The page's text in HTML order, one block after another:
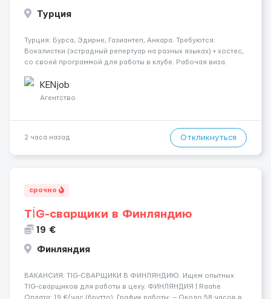
Турция
Турция: Бурса, Эдирне, Газиантеп, Анкара. Требуются:
Вокалистки (эстрадный репертуар на разных языках) + хостеc,
со своей программой для работы в клубе. Рабочая виза.
одного до трех месяцев. Мед. страховка. Высокая зарплат...
KENjob
Агентство
2 часа назад Откликнуться
срочно
TİG-сварщики в Финляндию
19 €
Финляндия
​​ВАКАНСИЯ: TIG-СВАРЩИКИ В ФИНЛЯНДИЮ. Ищем опытных
TIG-сварщиков для работы в цеху. ФИНЛЯНДИЯ | Raahe
Оплата: 19 €/час (брутто). График работы: — Около 58 часов в